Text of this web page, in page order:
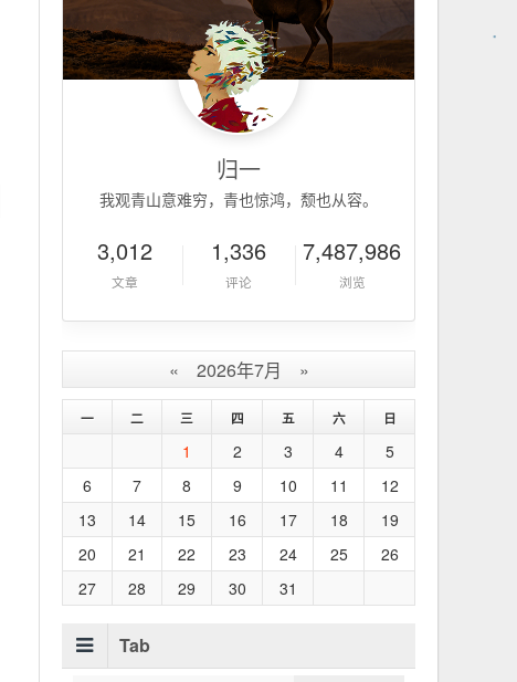
归一
我观青山意难穷，青也惊鸿，颓也从容。
3,012
文章
1,336
评论
7,487,986
浏览
« 2026年7月 »
一 二 三 四 五 六 日
1 2 3 4
5
6
7 8 9 10 11
12
13
14 15 16 17 18
19
20
21 22 23 24 25
26
27
28 29 30 31
Tab